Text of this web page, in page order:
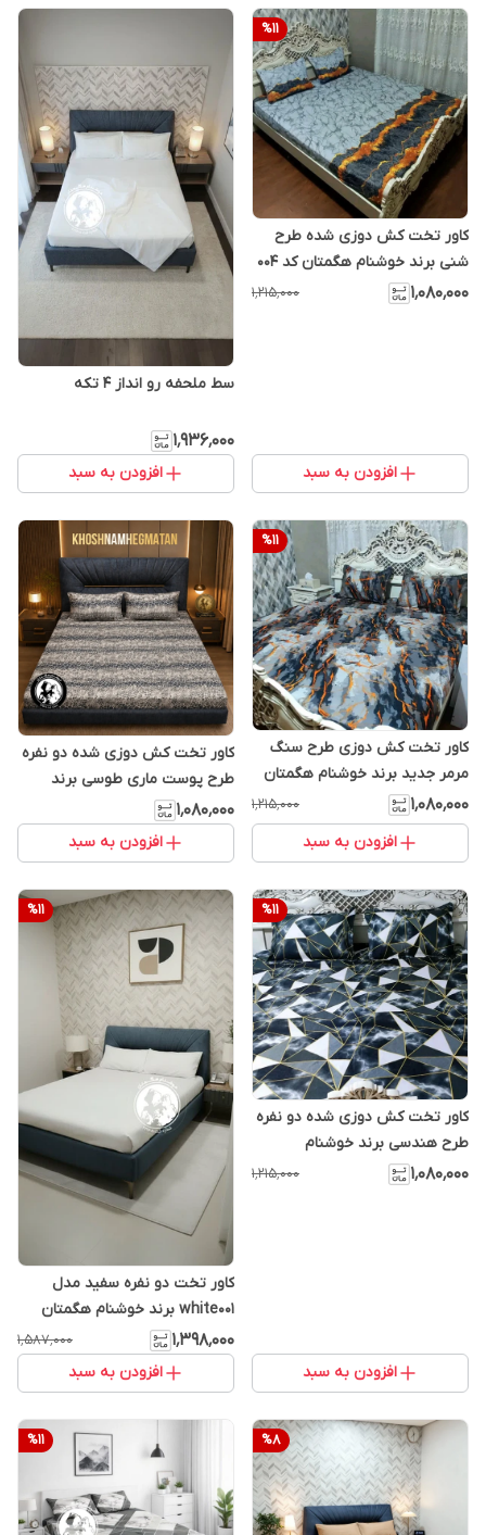
%11
کاور تخت کش دوزی شده طرح
شنی برند خوشنام هگمتان کد 004
۱٬۰۸۰٬۰۰۰ ۱٬۲۱۵٬۰۰۰
افزودن به سبد
سط ملحفه رو انداز 4 تکه
۱٬۹۳۶٬۰۰۰
افزودن به سبد
%11
کاور تخت کش دوزی طرح سنگ
مرمر جدید برند خوشنام هگمتان
کد 5657
۱٬۰۸۰٬۰۰۰ ۱٬۲۱۵٬۰۰۰
افزودن به سبد
کاور تخت کش دوزی شده دو نفره
طرح پوست ماری طوسی برند
خوشنام هگمتان کد 876
۱٬۰۸۰٬۰۰۰
افزودن به سبد
%11
کاور تخت کش دوزی شده دو نفره
طرح هندسی برند خوشنام
هگمتان کد 990
۱٬۰۸۰٬۰۰۰ ۱٬۲۱۵٬۰۰۰
افزودن به سبد
%11
کاور تخت دو نفره سفید مدل
white001 برند خوشنام هگمتان
۱٬۳۹۸٬۰۰۰ ۱٬۵۸۷٬۰۰۰
افزودن به سبد
%8
%11